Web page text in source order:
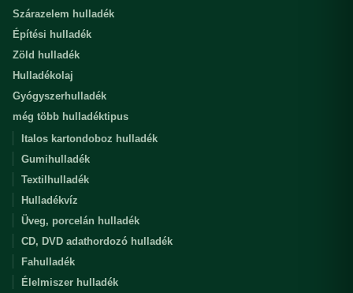
Szárazelem hulladék
Építési hulladék
Zöld hulladék
Hulladékolaj
Gyógyszerhulladék
még több hulladéktipus
Italos kartondoboz hulladék
Gumihulladék
Textilhulladék
Hulladékvíz
Üveg, porcelán hulladék
CD, DVD adathordozó hulladék
Fahulladék
Élelmiszer hulladék